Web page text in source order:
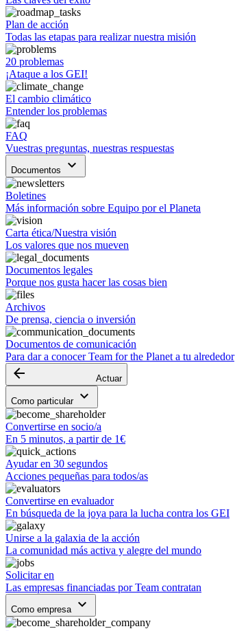
Plan de acción
Todas las etapas para realizar nuestra misión
20 problemas
¡Ataque a los GEI!
El cambio climático
Entender los problemas
FAQ
Vuestras preguntas, nuestras respuestas
Documentos keyboard_arrow_down
Boletines
Más información sobre Equipo por el Planeta
Carta ética/Nuestra visión
Los valores que nos mueven
Documentos legales
Porque nos gusta hacer las cosas bien
Archivos
De prensa, ciencia o inversión
Documentos de comunicación
Para dar a conocer Team for the Planet a tu alrededor
arrow_backward Actuar
Como particular keyboard_arrow_down
Convertirse en socio/a
En 5 minutos, a partir de 1€
Ayudar en 30 segundos
Acciones pequeñas para todos/as
Convertirse en evaluador
En búsqueda de la joya para la lucha contra los GEI
Unirse a la galaxia de la acción
La comunidad más activa y alegre del mundo
Solicitar en
Las empresas financiadas por Team contratan
Como empresa keyboard_arrow_down